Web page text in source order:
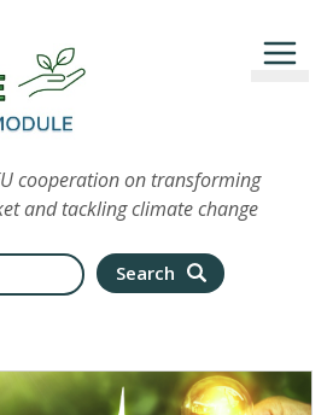
cooperation on transforming
and tackling climate change
Search